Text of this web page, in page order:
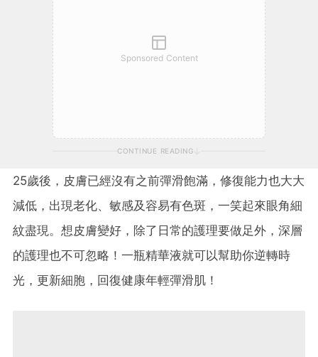
Sponsored Content
CONTINUE READING
25歲後，皮膚已經沒有之前彈滑飽滿，修復能力也大大
減低，出現老化、敏感及容易有色斑，一笑起來眼角細
紋盡現。想皮膚變好，除了日常的護理要做足外，深層
的護理也不可忽略！一瓶精華液就可以幫助你逆轉時
光，更新細胞，回復健康年輕彈滑肌！